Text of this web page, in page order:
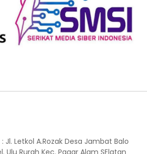
Jl. Letkol A.Rozak Desa Jambat Balo